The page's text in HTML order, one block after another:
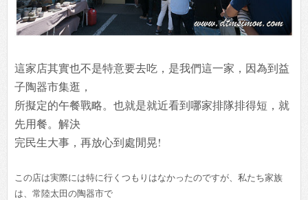
這家店其實也不是特意要去吃，是我們這一家，因為到益
子陶器市集逛，
所擬定的午餐戰略。也就是就近看到哪家排隊排得短，就
先用餐。解決
完民生大事，再放心到處閒晃!
この店は実際には特に行くつもりはなかったのですが、私たち家族
は、常陸太田の陶器市で